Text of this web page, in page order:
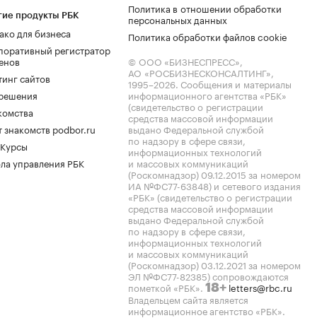
продукты РБК
для бизнеса
регистратор
сайтов
знакомств podbor.ru
управления РБК
Политика в отношении обработки
персональных данных
Политика обработки файлов cookie
© ООО «БИЗНЕСПРЕСС»,
АО «РОСБИЗНЕСКОНСАЛТИНГ»,
1995–2026. Сообщения и материалы
информационного агентства «РБК»
(свидетельство о регистрации
средства массовой информации
выдано Федеральной службой
по надзору в сфере связи,
информационных технологий
и массовых коммуникаций
(Роскомнадзор) 09.12.2015 за номером
ИА №ФС77-63848) и сетевого издания
«РБК» (свидетельство о регистрации
средства массовой информации
выдано Федеральной службой
по надзору в сфере связи,
информационных технологий
и массовых коммуникаций
(Роскомнадзор) 03.12.2021 за номером
ЭЛ №ФС77-82385) сопровождаются
пометкой «РБК». 18+ letters@rbc.ru
Владельцем сайта является
информационное агентство «РБК».